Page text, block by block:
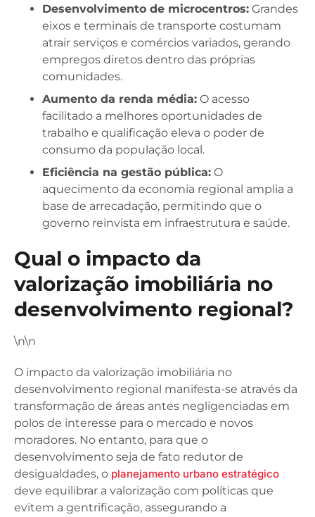
Desenvolvimento de microcentros: Grandes
eixos e terminais de transporte costumam
atrair serviços e comércios variados, gerando
empregos diretos dentro das próprias
comunidades.
Aumento da renda média: O acesso
facilitado a melhores oportunidades de
trabalho e qualificação eleva o poder de
consumo da população local.
Eficiência na gestão pública: O
aquecimento da economia regional amplia a
base de arrecadação, permitindo que o
governo reinvista em infraestrutura e saúde.
Qual o impacto da
valorização imobiliária no
desenvolvimento regional?
\n\n
O impacto da valorização imobiliária no
desenvolvimento regional manifesta-se através da
transformação de áreas antes negligenciadas em
polos de interesse para o mercado e novos
moradores. No entanto, para que o
desenvolvimento seja de fato redutor de
desigualdades, o planejamento urbano estratégico
deve equilibrar a valorização com políticas que
evitem a gentrificação, assegurando a